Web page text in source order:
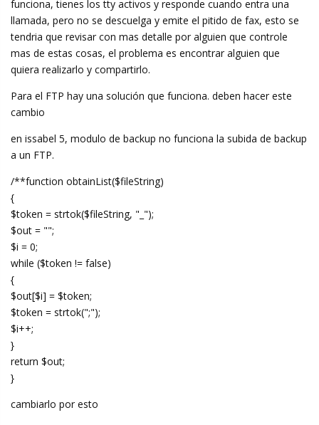
funciona, tienes los tty activos y responde cuando entra una
llamada, pero no se descuelga y emite el pitido de fax, esto se
tendria que revisar con mas detalle por alguien que controle
mas de estas cosas, el problema es encontrar alguien que
quiera realizarlo y compartirlo.
Para el FTP hay una solución que funciona. deben hacer este
cambio
en issabel 5, modulo de backup no funciona la subida de backup
a un FTP.
/**function obtainList($fileString)
{
$token = strtok($fileString, "_");
$out = "";
$i = 0;
while ($token != false)
{
$out[$i] = $token;
$token = strtok(";");
$i++;
}
return $out;
}
cambiarlo por esto